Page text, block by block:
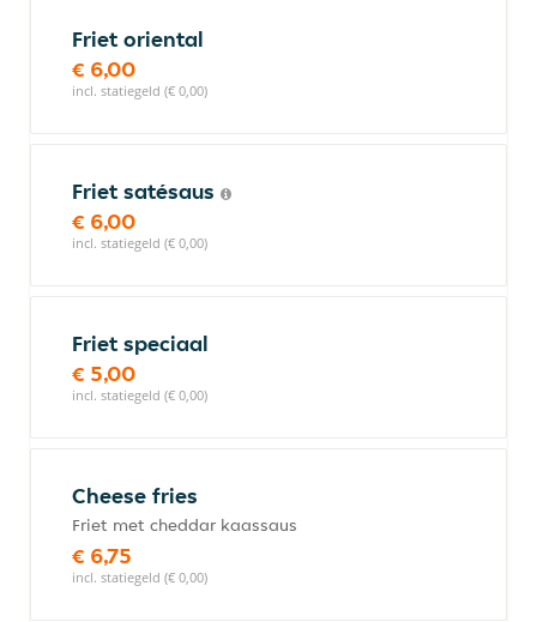
Friet oriental
€ 6,00
incl. statiegeld (€ 0,00)
Friet satésaus
€ 6,00
incl. statiegeld (€ 0,00)
Friet speciaal
€ 5,00
incl. statiegeld (€ 0,00)
Cheese fries
Friet met cheddar kaassaus
€ 6,75
incl. statiegeld (€ 0,00)